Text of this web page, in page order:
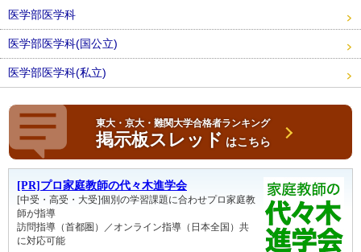
医学部医学科
医学部医学科(国公立)
医学部医学科(私立)
東大・京大・難関大学合格者ランキング
掲示板スレッド はこちら